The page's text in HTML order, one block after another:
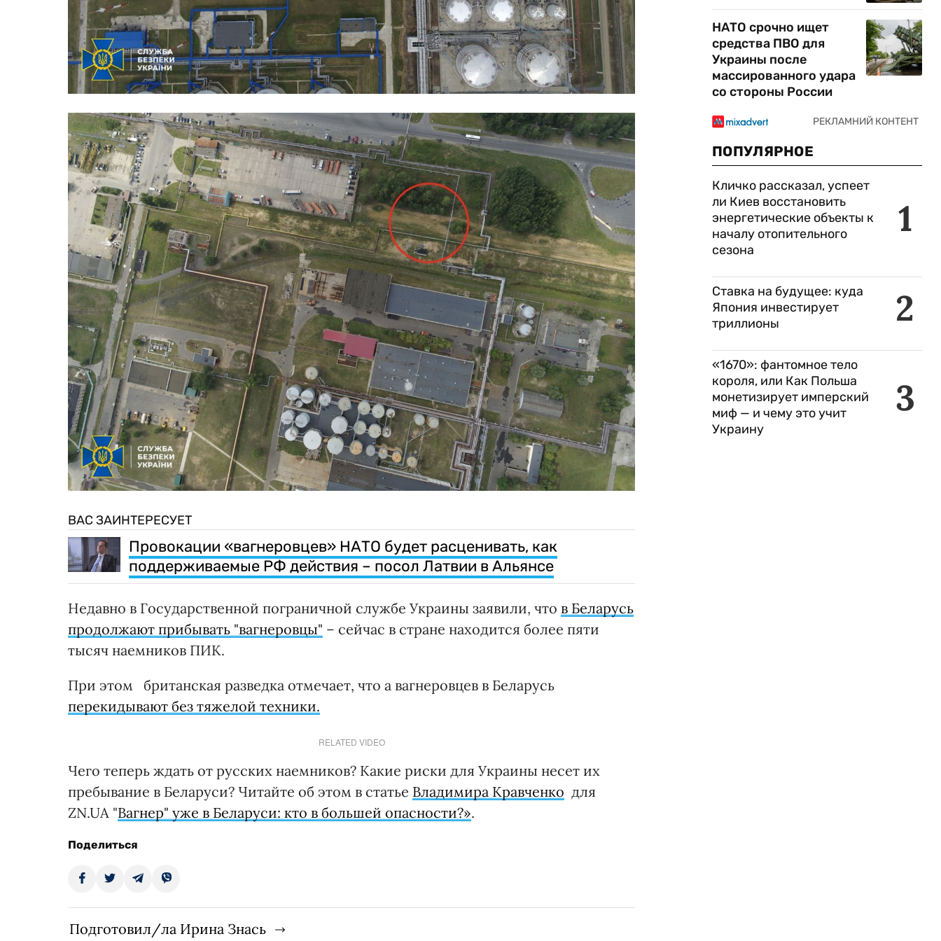
ВАС ЗАИНТЕРЕСУЕТ
Провокации «вагнеровцев» НАТО будет расценивать, как
поддерживаемые РФ действия – посол Латвии в Альянсе
Недавно в Государственной пограничной службе Украины заявили, что в Беларусь
продолжают прибывать "вагнеровцы" – сейчас в стране находится более пяти
тысяч наемников ПИК.
При этом британская разведка отмечает, что а вагнеровцев в Беларусь
перекидывают без тяжелой техники.
RELATED VIDEO
Чего теперь ждать от русских наемников? Какие риски для Украины несет их
пребывание в Беларуси? Читайте об этом в статье Владимира Кравченко для
ZN.UA "Вагнер" уже в Беларуси: кто в большей опасности?».
Поделиться
Подготовил/ла Ирина Знась
НАТО срочно ищет
средства ПВО для
Украины после
массированного удара
со стороны России
ПОПУЛЯРНОЕ
1
Кличко рассказал, успеет
ли Киев восстановить
энергетические объекты к
началу отопительного
сезона
2
Ставка на будущее: куда
Япония инвестирует
триллионы
3
«1670»: фантомное тело
короля, или Как Польша
монетизирует имперский
миф — и чему это учит
Украину